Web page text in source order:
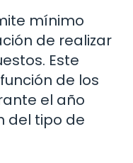
mínimo
de realizar
Este
de los
el año
del tipo de